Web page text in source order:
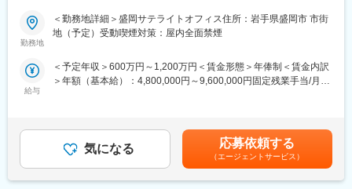
・年間億を超える予算の大きな企業の案件も、50万円程度しか
予算がない小さい企業の案件も行っています。
の新しい技術を用いた案件）の仕事を生み出しています。
DX構想策定に挑戦したい、PMOや大規模プロジェクトをリードし
たい方へ！
◎DX構想から運用改善まで一貫して関与できる上流工程
◎在宅勤務可・残業少なめでWLBを確保しつつ成長可能
ソリューションの導入計画策定や業務改善提案を担います。
具体的には、プロジェクトのゴール・スコープを把握し、顧客行
動分析や業務プロセスの現状（AsIs）分析から理想像（ToBe）策
定までを実施。システム面では、現状分析を踏まえたDX構想立
勤務地
＜勤務地詳細＞盛岡サテライトオフィス住所：岩手県盛岡市 市街
地（予定）受動喫煙対策：屋内全面禁煙
給与
＜予定年収＞600万円～1,200万円＜賃金形態＞年俸制＜賃金内訳
＞年額（基本給）：4,800,000円～9,600,000円固定残業手当/月：
給与補足＞※年間全社業績目標を超えた場合は決算賞与の支給あり
■給与改定：年1回（毎年2月）賃金はあくまでも目安の金額であ
り、選考を通じて上下する可能性があります。月給(月額)は固定手
当を含めた表記です。
気になる 応募依頼する
（エージェントサービス）